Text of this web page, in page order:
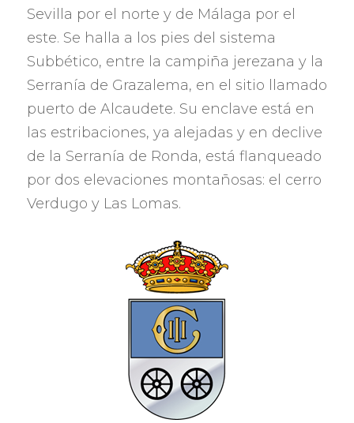
Sevilla por el norte y de Málaga por el
este. Se halla a los pies del sistema
Subbético, entre la campiña jerezana y la
Serranía de Grazalema, en el sitio llamado
puerto de Alcaudete. Su enclave está en
las estribaciones, ya alejadas y en declive
de la Serranía de Ronda, está flanqueado
por dos elevaciones montañosas: el cerro
Verdugo y Las Lomas.